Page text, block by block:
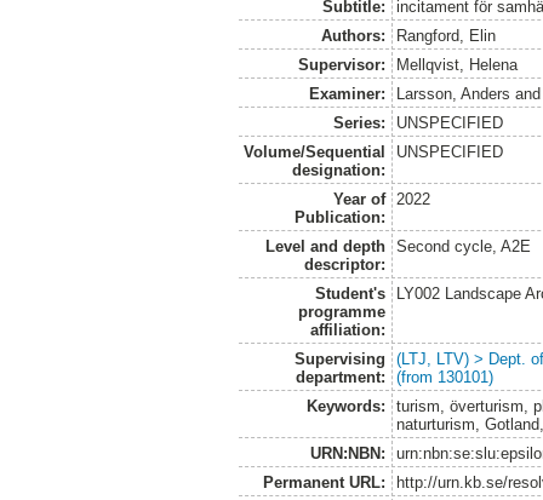
Subtitle:
incitament för
Authors:
Rangford, Elin
Supervisor:
Mellqvist, Helena
Examiner:
Larsson, Anders
Series:
UNSPECIFIED
Volume/Sequential
designation:
UNSPECIFIED
Year of
Publication:
2022
Level and depth
descriptor:
Second cycle, A2E
Student's
programme
affiliation:
LY002 Landscape
Supervising
department:
(LTJ, LTV) > Dept.
(from 130101)
Keywords:
turism, överturism,
naturturism,
URN:NBN:
Permanent URL:
http://urn.kb.se/